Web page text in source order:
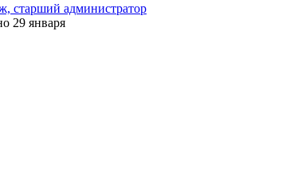
старший администратор
29 января